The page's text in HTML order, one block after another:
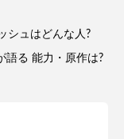
シュはどんな人?
語る 能力・原作は?